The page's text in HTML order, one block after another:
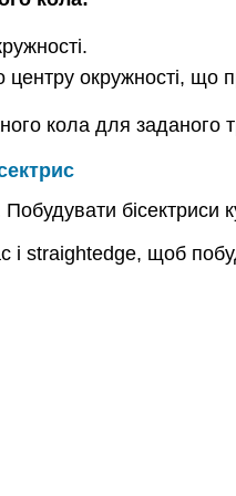
центру окружності,
кола для заданого
бісектриси
і straightedge, щоб